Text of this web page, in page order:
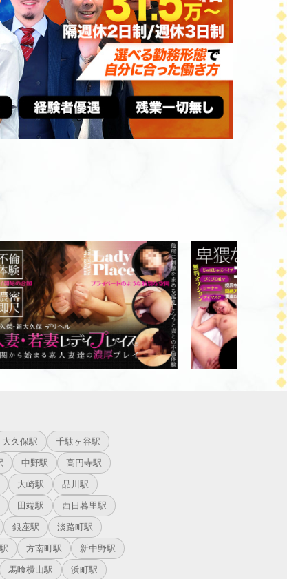
大久保駅
千駄ヶ谷駅
中野駅
高円寺駅
大崎駅
品川駅
田端駅
西日暮里駅
銀座駅
淡路町駅
方南町駅
新中野駅
馬喰横山駅 浜町駅